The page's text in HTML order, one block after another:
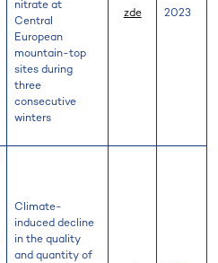
nitrate at
Central
European
mountain-top
sites during
three
consecutive
winters
zde 2023
Climate-
induced decline
in the quality
and quantity of